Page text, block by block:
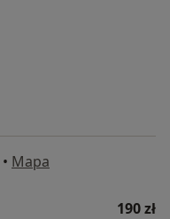
• Mapa
190 zł